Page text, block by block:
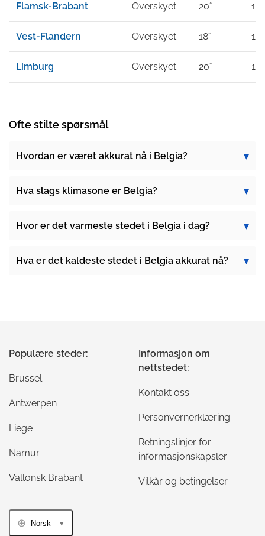
Flamsk-Brabant Overskyet 20° 16°
Vest-Flandern Overskyet 18° 14°
Limburg Overskyet 20° 15°
Ofte stilte spørsmål
Hvordan er været akkurat nå i Belgia?
Hva slags klimasone er Belgia?
Hvor er det varmeste stedet i Belgia i dag?
Hva er det kaldeste stedet i Belgia akkurat nå?
Populære steder:
Brussel
Antwerpen
Liege
Namur
Vallonsk Brabant
Informasjon om
nettstedet:
Kontakt oss
Personvernerklæring
Retningslinjer for
informasjonskapsler
Vilkår og betingelser
Norsk